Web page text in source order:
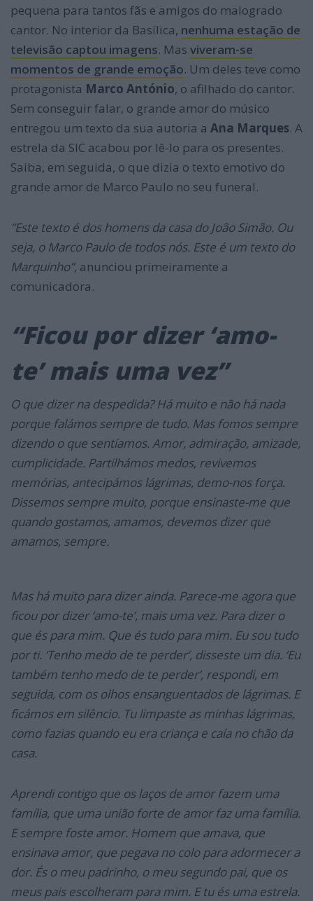
pequena para tantos fãs e amigos do malogrado
cantor. No interior da Basílica, nenhuma estação de
televisão captou imagens. Mas viveram-se
momentos de grande emoção. Um deles teve como
protagonista Marco António, o afilhado do cantor.
Sem conseguir falar, o grande amor do músico
entregou um texto da sua autoria a Ana Marques. A
estrela da SIC acabou por lê-lo para os presentes.
Saiba, em seguida, o que dizia o texto emotivo do
grande amor de Marco Paulo no seu funeral.
“Este texto é dos homens da casa do João Simão. Ou
seja, o Marco Paulo de todos nós. Este é um texto do
Marquinho”, anunciou primeiramente a
comunicadora.
“Ficou por dizer ‘amo-
te’ mais uma vez”
O que dizer na despedida? Há muito e não há nada
porque falámos sempre de tudo. Mas fomos sempre
dizendo o que sentíamos. Amor, admiração, amizade,
cumplicidade. Partilhámos medos, revivemos
memórias, antecipámos lágrimas, demo-nos força.
Dissemos sempre muito, porque ensinaste-me que
quando gostamos, amamos, devemos dizer que
amamos, sempre.
Mas há muito para dizer ainda. Parece-me agora que
ficou por dizer ‘amo-te’, mais uma vez. Para dizer o
que és para mim. Que és tudo para mim. Eu sou tudo
por ti. ‘Tenho medo de te perder’, disseste um dia. ‘Eu
também tenho medo de te perder’, respondi, em
seguida, com os olhos ensanguentados de lágrimas. E
ficámos em silêncio. Tu limpaste as minhas lágrimas,
como fazias quando eu era criança e caía no chão da
casa.
Aprendi contigo que os laços de amor fazem uma
família, que uma união forte de amor faz uma família.
E sempre foste amor. Homem que amava, que
ensinava amor, que pegava no colo para adormecer a
dor. És o meu padrinho, o meu segundo pai, que os
meus pais escolheram para mim. E tu és uma estrela.